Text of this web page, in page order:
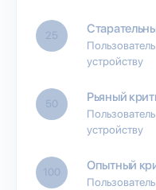
25
устройству
50 Рьяный
устройству
100 Опытный